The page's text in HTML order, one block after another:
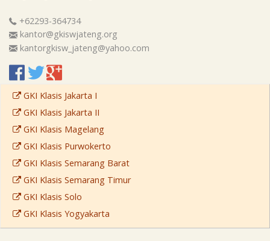
+62293-364734
kantor@gkiswjateng.org
kantorgkisw_jateng@yahoo.com
GKI Klasis Jakarta I
GKI Klasis Jakarta II
GKI Klasis Magelang
GKI Klasis Purwokerto
GKI Klasis Semarang Barat
GKI Klasis Semarang Timur
GKI Klasis Solo
GKI Klasis Yogyakarta